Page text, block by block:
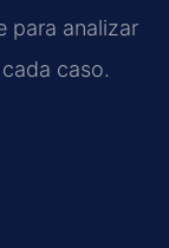
para analizar
caso.